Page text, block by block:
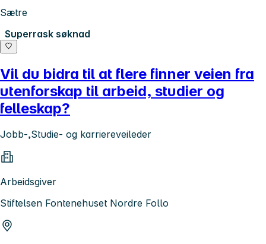
Sætre
Superrask søknad
Vil du bidra til at flere finner veien fra
utenforskap til arbeid, studier og
felleskap?
Jobb-,Studie- og karriereveileder
Arbeidsgiver
Stiftelsen Fontenehuset Nordre Follo